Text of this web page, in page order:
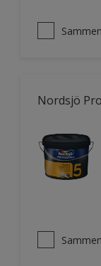
Nordsjö